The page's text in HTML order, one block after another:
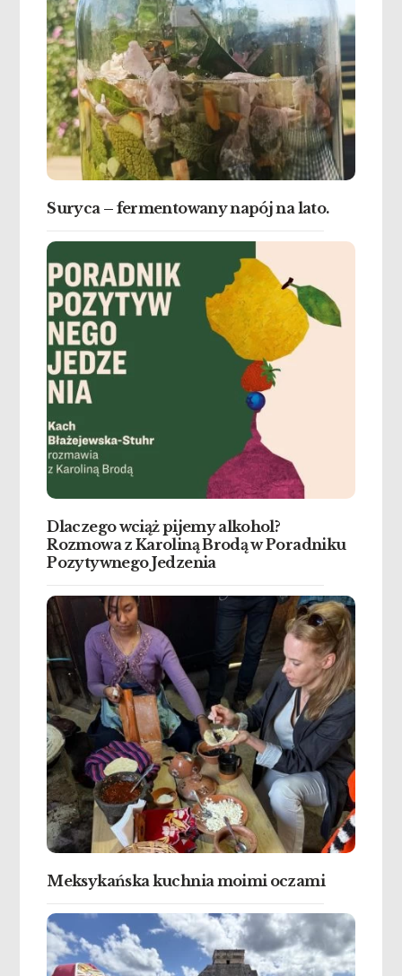
Suryca – fermentowany napój na lato.
Dlaczego wciąż pijemy alkohol?
Rozmowa z Karoliną Brodą w Poradniku
Pozytywnego Jedzenia
Meksykańska kuchnia moimi oczami